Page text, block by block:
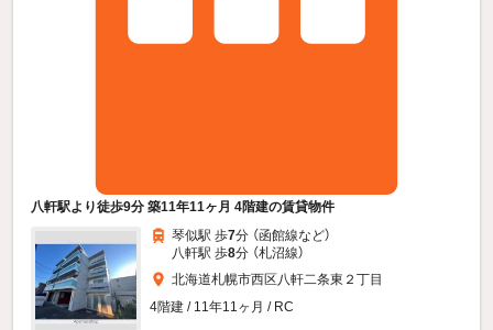
八軒駅より徒歩9分 築11年11ヶ月 4階建の賃貸物件
琴似駅 歩7分 （函館線など）
八軒駅 歩8分 （札沼線）
北海道札幌市西区八軒二条東２丁目
4階建 / 11年11ヶ月 / RC